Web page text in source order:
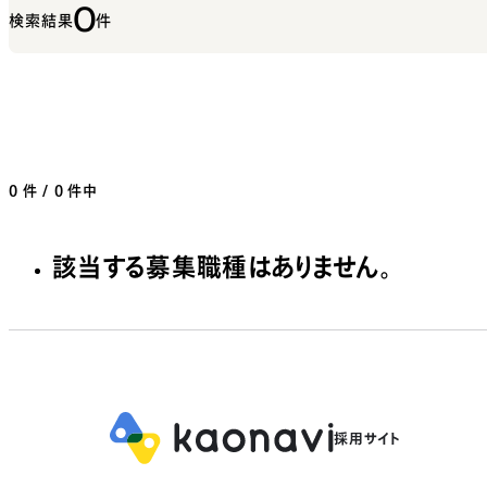
検索結果0件
0 件 / 0 件中
該当する募集職種はありません。